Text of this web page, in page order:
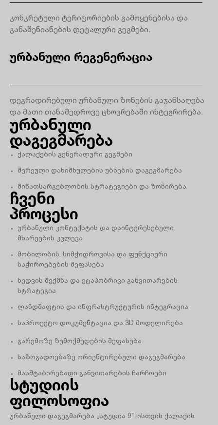
კონკრეტული ტერიტორიების გამოყენებისა და
განაშენიანების დეტალური გეგმები.
ურბანული რეგენერაცია
დეგრადირებული ურბანული ზონების გაჯანსაღება
და მათი თანამედროვე ცხოვრებაში ინტეგრირება.
ურბანული
დაგეგმარება
ქალაქების გენერალური გეგმები
შერეული დანიშნულების უბნების დაგეგმარება
მიწათსარგებლობის სტრატეგიები და ზონირება
ჩვენი
პროცესი
ურბანული კონტექსტის და დაინტერესებული
მხარეების კვლევა
მობილობის, სიმჭიდროვისა და ფუნქციური
საჭიროებების შეფასება
ხედვის შექმნა და ეტაპობრივი განვითარების
სტრატეგია
ლანდშაფტის და ინფრასტრუქტურის ინტეგრაცია
საპროექტო დოკუმენტაცია და 3D მოდელირება
გარემოზე ზემოქმედების შეფასება
საზოგადოებაზე ორიენტირებული დაგეგმარება
მასშტაბირებადი განვითარების ჩარჩოები
სტუდიის
ფილოსოფია
ურბანული დაგეგმარება „სტუდია 9“-ისთვის ქალაქის